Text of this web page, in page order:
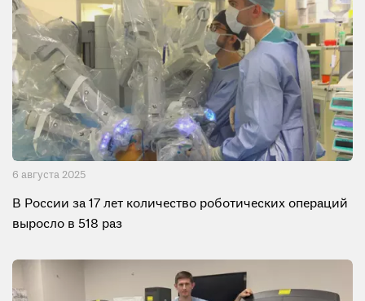
6 августа 2025
В России за 17 лет количество роботических операций
выросло в 518 раз